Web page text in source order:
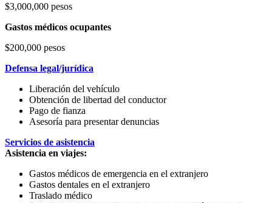
$3,000,000 pesos
Gastos médicos ocupantes
$200,000 pesos
Defensa legal/jurídica
Liberación del vehículo
Obtención de libertad del conductor
Pago de fianza
Asesoría para presentar denuncias
Servicios de asistencia
Asistencia en viajes:
Gastos médicos de emergencia en el extranjero
Gastos dentales en el extranjero
Traslado médico